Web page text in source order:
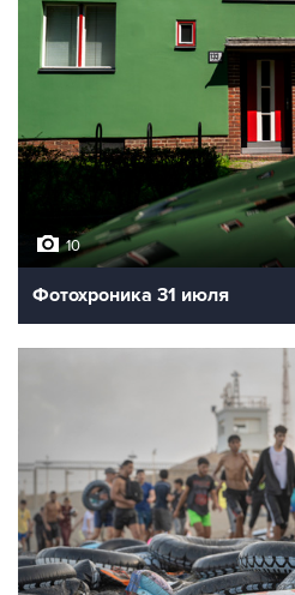
10
Фотохроника 31 июля